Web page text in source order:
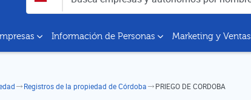
Información de Personas Marketing y Ventas
Registros de la propiedad de Córdoba PRIEGO DE CORDOBA